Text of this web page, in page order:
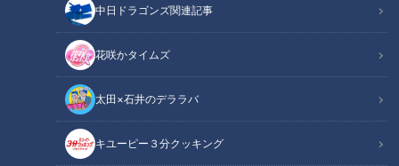
中日ドラゴンズ関連記事
花咲かタイムズ
太田×石井のデララバ
キユーピー３分クッキング
デパチャン
「デパチャン」動画